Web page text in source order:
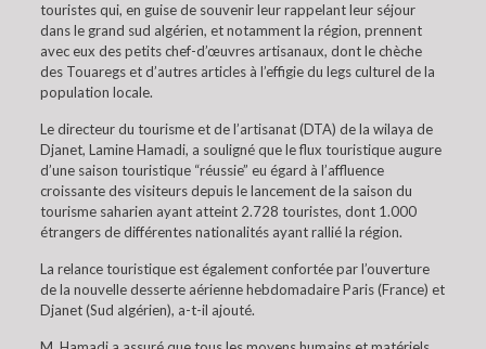
touristes qui, en guise de souvenir leur rappelant leur séjour
dans le grand sud algérien, et notamment la région, prennent
avec eux des petits chef-d’œuvres artisanaux, dont le chèche
des Touaregs et d’autres articles à l’effigie du legs culturel de la
population locale.
Le directeur du tourisme et de l’artisanat (DTA) de la wilaya de
Djanet, Lamine Hamadi, a souligné que le flux touristique augure
d’une saison touristique “réussie” eu égard à l’affluence
croissante des visiteurs depuis le lancement de la saison du
tourisme saharien ayant atteint 2.728 touristes, dont 1.000
étrangers de différentes nationalités ayant rallié la région.
La relance touristique est également confortée par l’ouverture
de la nouvelle desserte aérienne hebdomadaire Paris (France) et
Djanet (Sud algérien), a-t-il ajouté.